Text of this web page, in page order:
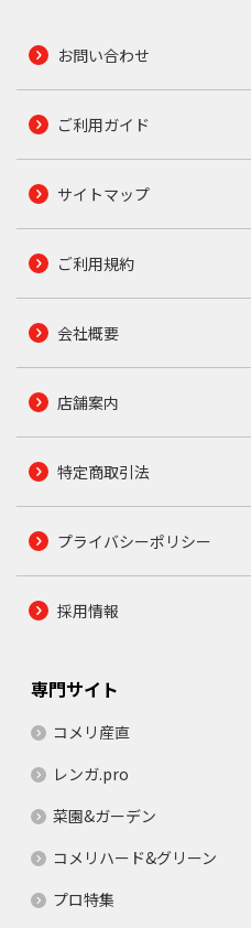
お問い合わせ
ご利用ガイド
サイトマップ
ご利用規約
会社概要
店舗案内
特定商取引法
プライバシーポリシー
採用情報
専門サイト
コメリ産直
レンガ.pro
菜園&ガーデン
コメリハード&グリーン
プロ特集